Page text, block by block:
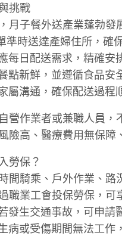
挑戰
月子餐外送產業蓬勃發
準時送達產婦住所，確
每日配送需求，精確安
點新鮮，並遵循食品安
屬溝通，確保配送過程
營作業者或兼職人員
險高、醫療費用無保障
勞保？
間騎乘、戶外作業、
職業工會投保勞保，可
發生交通事故，可申請
病或受傷期間無法工作